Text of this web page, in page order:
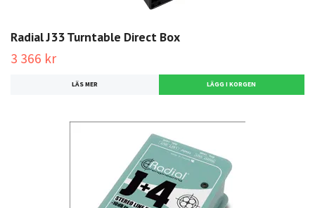
Radial J33 Turntable Direct Box
3 366 kr
LÄS MER